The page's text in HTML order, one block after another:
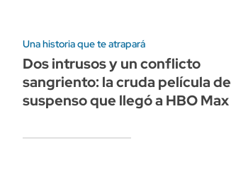
Una historia que te atrapará
Dos intrusos y un conflicto
sangriento: la cruda película de
suspenso que llegó a HBO Max